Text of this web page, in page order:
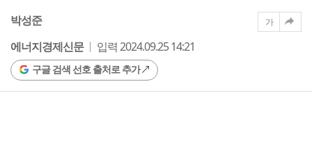
박성준
에너지경제신문
입력 2024.09.25 14:21
구글 검색 선호 출처로 추가
가